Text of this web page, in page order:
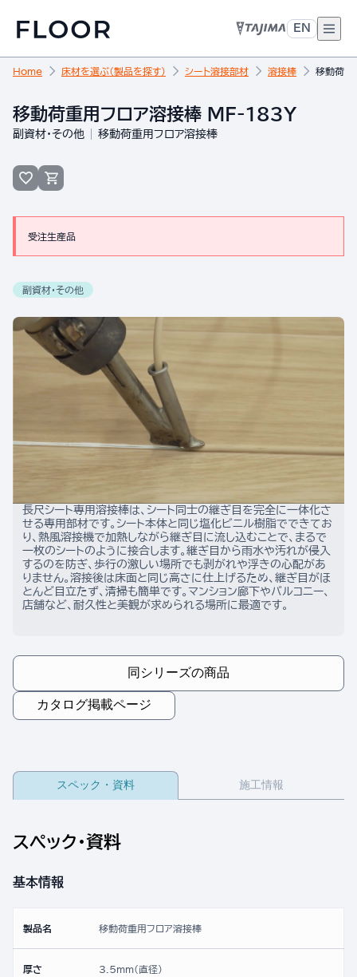
EN
Home 床材を選ぶ（製品を探す） シート溶接部材 溶接棒 移動荷
移動荷重用フロア溶接棒 MF-183Y
副資材・その他 移動荷重用フロア溶接棒
受注生産品
副資材・その他
長尺シート専用溶接棒は、シート同士の継ぎ目を完全に一体化さ
せる専用部材です。シート本体と同じ塩化ビニル樹脂でできてお
り、熱風溶接機で加熱しながら継ぎ目に流し込むことで、まるで
一枚のシートのように接合します。継ぎ目から雨水や汚れが侵入
するのを防ぎ、歩行の激しい場所でも剥がれや浮きの心配があ
りません。溶接後は床面と同じ高さに仕上げるため、継ぎ目がほ
とんど目立たず、清掃も簡単です。マンション廊下やバルコニー、
店舗など、耐久性と美観が求められる場所に最適です。
同シリーズの商品
カタログ掲載ページ
スペック・資料 施工情報
スペック・資料
基本情報
製品名 移動荷重用フロア溶接棒
厚さ 3.5mm(直径)